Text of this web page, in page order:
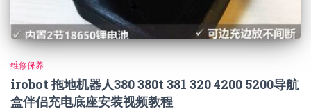
维修保养
irobot 拖地机器人380 380t 381 320 4200 5200导航
盒伴侣充电底座安装视频教程